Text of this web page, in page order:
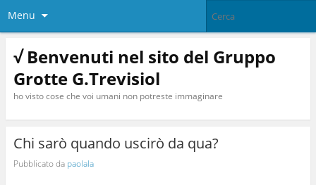
Menu
√ Benvenuti nel sito del Gruppo
Grotte G.Trevisiol
ho visto cose che voi umani non potreste immaginare
Chi sarò quando uscirò da qua?
Pubblicato da paolala